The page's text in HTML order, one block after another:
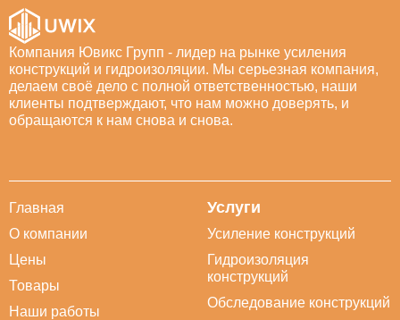
Компания Ювикс Групп - лидер на рынке усиления
конструкций и гидроизоляции. Мы серьезная компания,
делаем своё дело с полной ответственностью, наши
клиенты подтверждают, что нам можно доверять, и
обращаются к нам снова и снова.
Главная
О компании
Цены
Товары
Наши работы
Услуги
Усиление конструкций
Гидроизоляция
конструкций
Обследование конструкций